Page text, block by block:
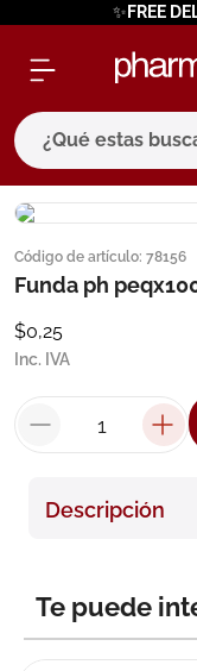
✨FREE
¿Qué estas
Código de artículo: 78156
Funda ph
$0,25
Inc. IVA
Descripción
Te puede
términos
1. eucerin
3
cerave
7. degraler
10.pañales